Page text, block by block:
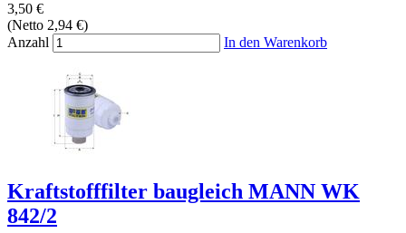
3,50 €
(Netto 2,94 €)
Anzahl
In den Warenkorb
Kraftstofffilter baugleich MANN WK
842/2